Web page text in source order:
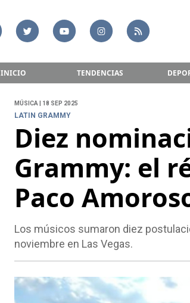
INICIO TENDENCIAS
MÚSICA | 18 SEP 2025
LATIN GRAMMY
Diez
Grammy: el
Paco
Los músicos sumaron diez
noviembre en Las Vegas.